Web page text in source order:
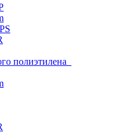
полиэтилена